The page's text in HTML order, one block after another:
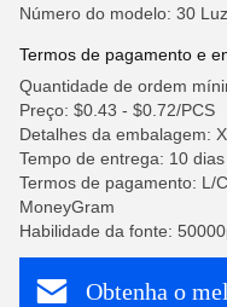
Número do modelo: 30
Termos de pagamento e
Quantidade de ordem
Preço: $0.43 - $0.72/PCS
Detalhes da embalagem:
Tempo de entrega: 10
Termos de pagamento: L/
MoneyGram
Habilidade da fonte:
Obtenha o